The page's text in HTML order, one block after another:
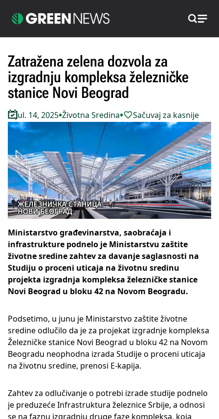
Zatražena zelena dozvola za
izgradnju kompleksa železničke
stanice Novi Beograd
Jul. 14, 2025•Životna Sredina• Sačuvaj za kasnije
Ministarstvo građevinarstva, saobraćaja i
infrastrukture podnelo je Ministarstvu zaštite
životne sredine zahtev za davanje saglasnosti na
Studiju o proceni uticaja na životnu sredinu
projekta izgradnja kompleksa železničke stanice
Novi Beograd u bloku 42 na Novom Beogradu.
Podsetimo, u junu je Ministarstvo zaštite životne
sredine odlučilo da je za projekat izgradnje kompleksa
Železničke stanice Novi Beograd u bloku 42 na Novom
Beogradu neophodna izrada Studije o proceni uticaja
na životnu sredine, prenosi E-kapija.
Zahtev za odlučivanje o potrebi izrade studije podnelo
je preduzeće Infrastruktura železnice Srbije, a odnosi
se na faznu izgradnju druge faze kompleksa, koja